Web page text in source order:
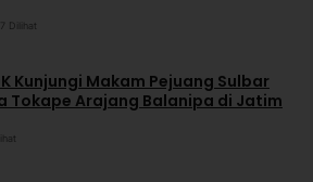
Dilihat
Kunjungi Makam Pejuang Sulbar
Tokape Arajang Balanipa di Jatim